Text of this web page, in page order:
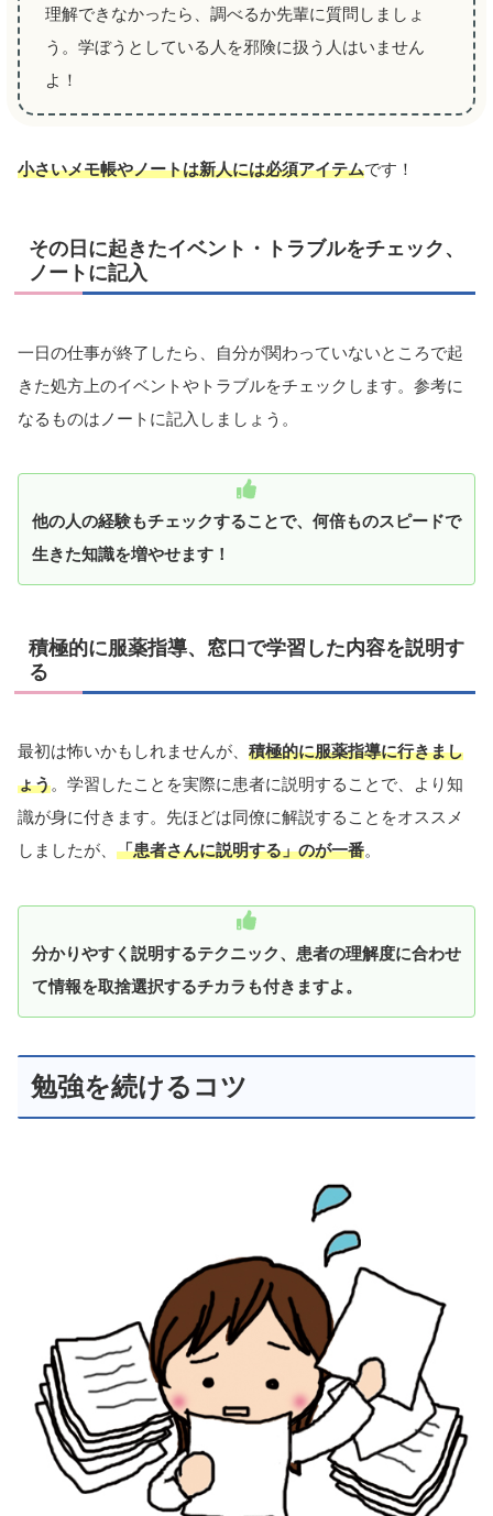
理解できなかったら、調べるか先輩に質問しましょ
う。学ぼうとしている人を邪険に扱う人はいません
よ！
小さいメモ帳やノートは新人には必須アイテムです！
その日に起きたイベント・トラブルをチェック、
ノートに記入
一日の仕事が終了したら、自分が関わっていないところで起
きた処方上のイベントやトラブルをチェックします。参考に
なるものはノートに記入しましょう。
他の人の経験もチェックすることで、何倍ものスピードで
生きた知識を増やせます！
積極的に服薬指導、窓口で学習した内容を説明す
る
最初は怖いかもしれませんが、 積極的に服薬指導に行きまし
ょう。学習したことを実際に患者に説明することで、より知
識が身に付きます。先ほどは同僚に解説することをオススメ
しましたが、 「患者さんに説明する」のが一番。
分かりやすく説明するテクニック、患者の理解度に合わせ
て情報を取捨選択するチカラも付きますよ。
勉強を続けるコツ